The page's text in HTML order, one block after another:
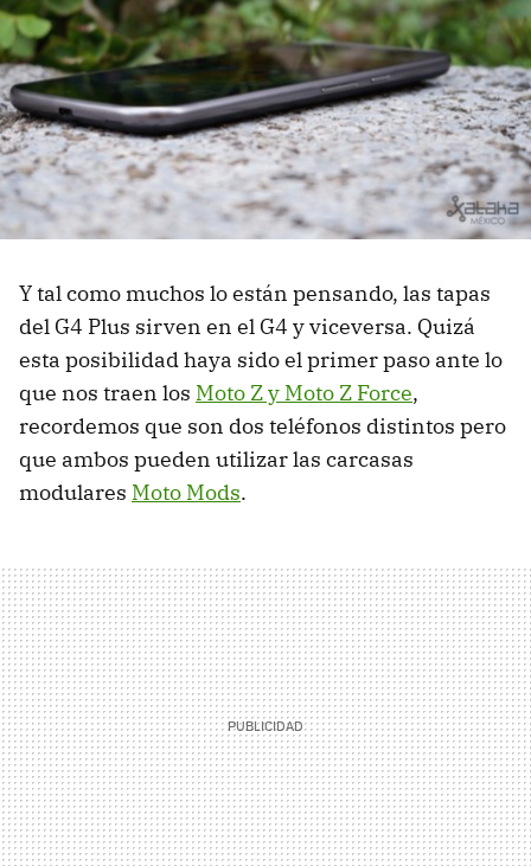
Y tal como muchos lo están pensando, las tapas
del G4 Plus sirven en el G4 y viceversa. Quizá
esta posibilidad haya sido el primer paso ante lo
que nos traen los Moto Z y Moto Z Force,
recordemos que son dos teléfonos distintos pero
que ambos pueden utilizar las carcasas
modulares Moto Mods.